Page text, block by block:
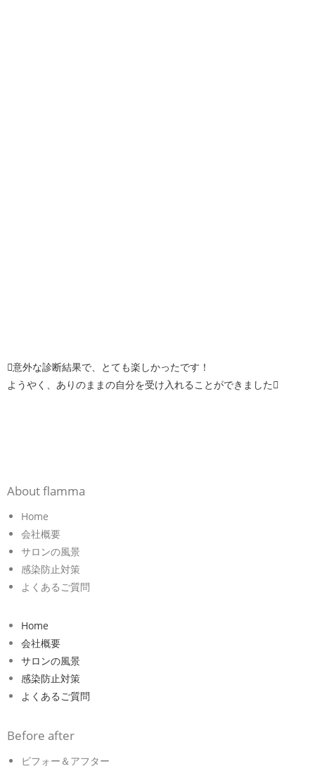
意外な診断結果で、とても楽しかったです！
ようやく、ありのままの自分を受け入れることができました
About flamma
Home
会社概要
サロンの風景
感染防止対策
よくあるご質問
Home
会社概要
サロンの風景
感染防止対策
よくあるご質問
Before after
ビフォー＆アフター